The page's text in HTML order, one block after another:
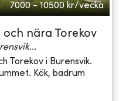
7000 - 10500 kr/vecka
nära Torekov
Torekov i Burensvik.
Kök, badrum